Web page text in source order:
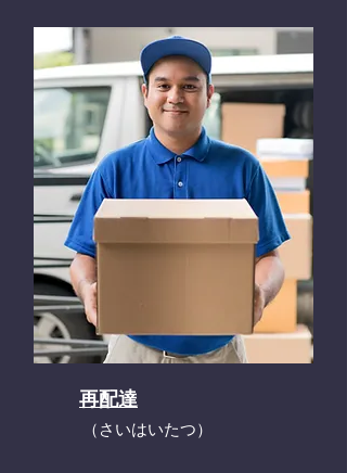
再配達
​（さいはいたつ）